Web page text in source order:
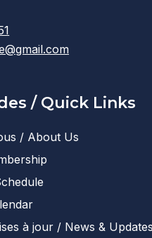
/ Quick Links
/ About Us
à jour / News & Updates